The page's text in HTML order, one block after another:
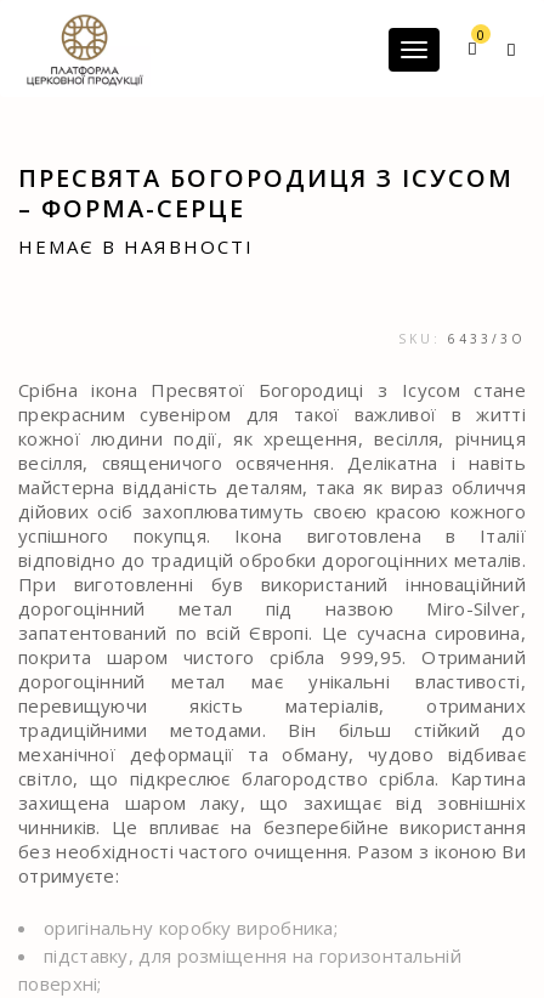
G-60JZFMNRBC
Toggle
0
ПРЕСВЯТА БОГОРОДИЦЯ З ІСУСОМ
– ФОРМА-СЕРЦЕ
НЕМАЄ В НАЯВНОСТІ
SKU: 6433/3O
Срібна ікона Пресвятої Богородиці з Ісусом стане
прекрасним сувеніром для такої важливої в житті
кожної людини події, як хрещення, весілля, річниця
весілля, священичого освячення. Делікатна і навіть
майстерна відданість деталям, така як вираз обличчя
дійових осіб захоплюватимуть своєю красою кожного
успішного покупця. Ікона виготовлена в Італії
відповідно до традицій обробки дорогоцінних металів.
При виготовленні був використаний інноваційний
дорогоцінний метал під назвою Miro-Silver,
запатентований по всій Європі. Це сучасна сировина,
покрита шаром чистого срібла 999,95. Отриманий
дорогоцінний метал має унікальні властивості,
перевищуючи якість матеріалів, отриманих
традиційними методами. Він більш стійкий до
механічної деформації та обману, чудово відбиває
світло, що підкреслює благородство срібла. Картина
захищена шаром лаку, що захищає від зовнішніх
чинників. Це впливає на безперебійне використання
без необхідності частого очищення. Разом з іконою Ви
отримуєте:
оригінальну коробку виробника;
підставку, для розміщення на горизонтальній
поверхні;